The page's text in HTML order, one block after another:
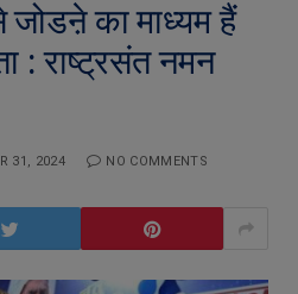
का माध्यम हैं
: राष्ट्रसंत नमन
31, 2024 NO COMMENTS